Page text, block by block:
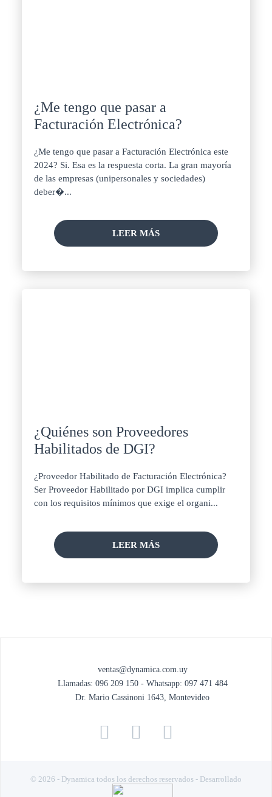
¿Me tengo que pasar a
Facturación Electrónica?
¿Me tengo que pasar a Facturación Electrónica este
2024? Si. Esa es la respuesta corta. La gran mayoría
de las empresas (unipersonales y sociedades)
deber�...
LEER MÁS
¿Quiénes son Proveedores
Habilitados de DGI?
¿Proveedor Habilitado de Facturación Electrónica?
Ser Proveedor Habilitado por DGI implica cumplir
con los requisitos mínimos que exige el organi...
LEER MÁS
ventas@dynamica.com.uy
Llamadas: 096 209 150 - Whatsapp: 097 471 484
Dr. Mario Cassinoni 1643, Montevideo
© 2026 - Dynamica todos los derechos reservados - Desarrollado